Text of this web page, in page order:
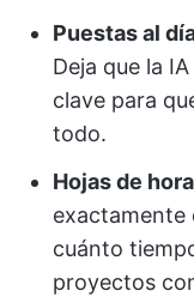
Puestas al
Deja que la
clave para
todo.
Hojas de
exactamente
cuánto
proyectos